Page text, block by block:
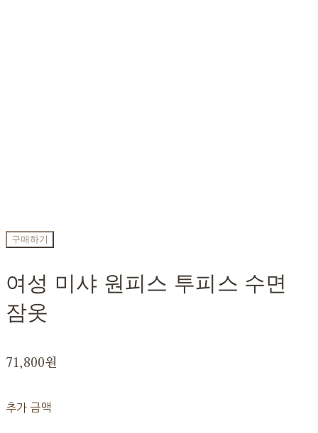
구매하기
여성 미샤 원피스 투피스 수면
잠옷
71,800원
추가 금액